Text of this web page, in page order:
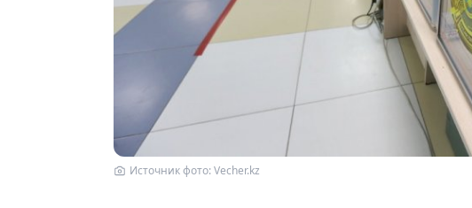
Источник фото: Vecher.kz